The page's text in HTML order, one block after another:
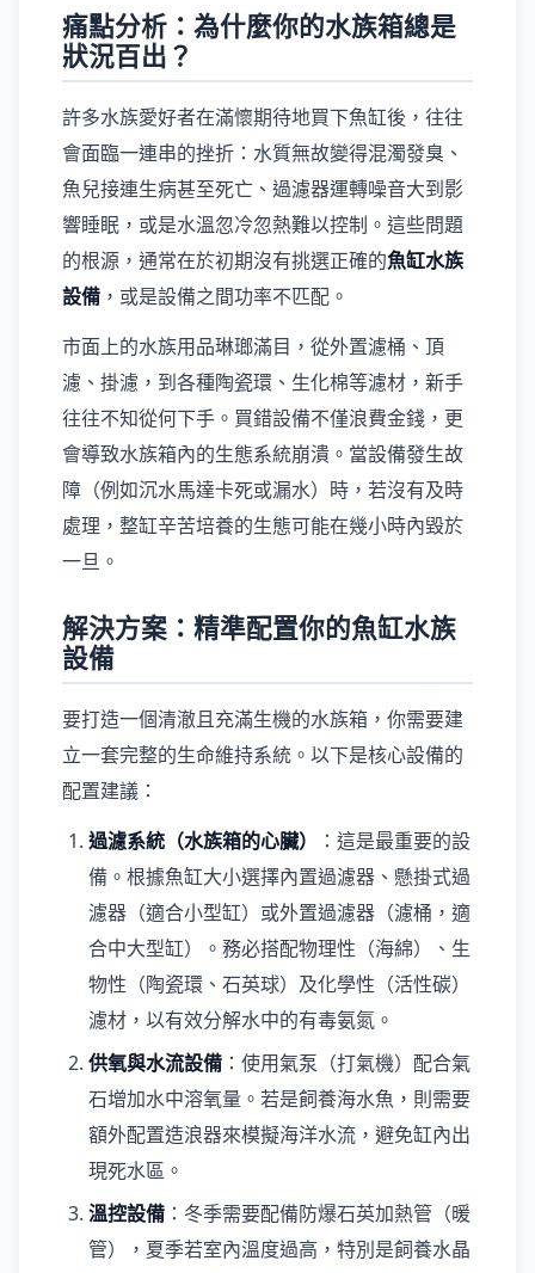
痛點分析：為什麼你的水族箱總是
狀況百出？
許多水族愛好者在滿懷期待地買下魚缸後，往往
會面臨一連串的挫折：水質無故變得混濁發臭、
魚兒接連生病甚至死亡、過濾器運轉噪音大到影
響睡眠，或是水溫忽冷忽熱難以控制。這些問題
的根源，通常在於初期沒有挑選正確的魚缸水族
設備 ，或是設備之間功率不匹配。
市面上的水族用品琳瑯滿目，從外置濾桶、頂
濾、掛濾，到各種陶瓷環、生化棉等濾材，新手
往往不知從何下手。買錯設備不僅浪費金錢，更
會導致水族箱內的生態系統崩潰。當設備發生故
障（例如沉水馬達卡死或漏水）時，若沒有及時
處理，整缸辛苦培養的生態可能在幾小時內毀於
一旦。
解決方案：精準配置你的魚缸水族
設備
要打造一個清澈且充滿生機的水族箱，你需要建
立一套完整的生命維持系統。以下是核心設備的
配置建議：
過濾系統（水族箱的心臟）
：這是最重要的設
備。根據魚缸大小選擇內置過濾器、懸掛式過
濾器（適合小型缸）或外置過濾器（濾桶，適
合中大型缸）。務必搭配物理性（海綿）、生
物性（陶瓷環、石英球）及化學性（活性碳）
濾材，以有效分解水中的有毒氨氮。
供氧與水流設備 ：使用氣泵（打氣機）配合氣
石增加水中溶氧量。若是飼養海水魚，則需要
額外配置造浪器來模擬海洋水流，避免缸內出
現死水區。
溫控設備 ：冬季需要配備防爆石英加熱管（暖
管），夏季若室內溫度過高，特別是飼養水晶